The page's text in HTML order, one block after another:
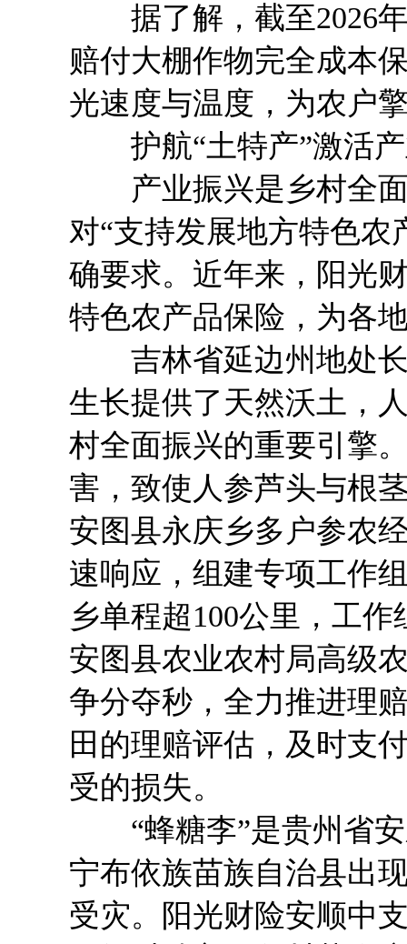
据了解，截至2026年
赔付大棚作物完全成本
光速度与温度，为农户
护航“土特产”激活产
产业振兴是乡村全面
对“支持发展地方特色农
确要求。近年来，阳光
特色农产品保险，为各
吉林省延边州地处长
生长提供了天然沃土，
村全面振兴的重要引擎
害，致使人参芦头与根
安图县永庆乡多户参农
速响应，组建专项工作
乡单程超100公里，工
安图县农业农村局高级
争分夺秒，全力推进理
田的理赔评估，及时支
受的损失。
“蜂糖李”是贵州省安
宁布依族苗族自治县出
受灾。阳光财险安顺中